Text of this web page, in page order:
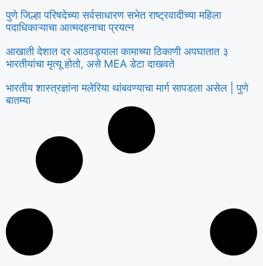
पुणे जिल्हा परिषदेच्या सर्वसाधारण सभेत राष्ट्रवादीच्या महिला
पदाधिकाऱ्याचा आत्मदहनाचा प्रयत्न
आखाती देशात दर आठवड्याला कामाच्या ठिकाणी अपघातात ३
भारतीयांचा मृत्यू होतो, असे MEA डेटा दाखवते
भारतीय शास्त्रज्ञांना मलेरिया थांबवण्याचा मार्ग सापडला असेल | पुणे
बातम्या